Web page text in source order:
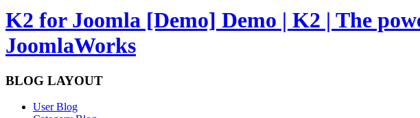
K2 for Joomla [Demo] Demo | K2 | The
JoomlaWorks
BLOG LAYOUT
User Blog